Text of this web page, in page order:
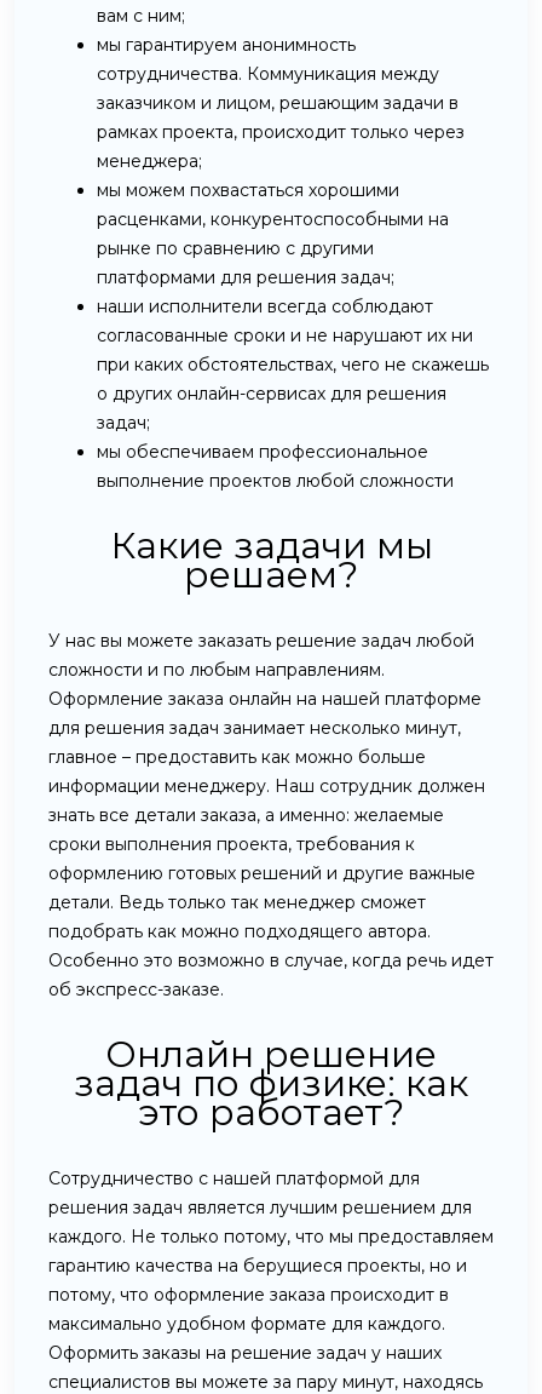
вам с ним;
мы гарантируем анонимность
сотрудничества. Коммуникация между
заказчиком и лицом, решающим задачи в
рамках проекта, происходит только через
менеджера;
мы можем похвастаться хорошими
расценками, конкурентоспособными на
рынке по сравнению с другими
платформами для решения задач;
наши исполнители всегда соблюдают
согласованные сроки и не нарушают их ни
при каких обстоятельствах, чего не скажешь
о других онлайн-сервисах для решения
задач;
мы обеспечиваем профессиональное
выполнение проектов любой сложности
Какие задачи мы
решаем?
У нас вы можете заказать решение задач любой
сложности и по любым направлениям.
Оформление заказа онлайн на нашей платформе
для решения задач занимает несколько минут,
главное – предоставить как можно больше
информации менеджеру. Наш сотрудник должен
знать все детали заказа, а именно: желаемые
сроки выполнения проекта, требования к
оформлению готовых решений и другие важные
детали. Ведь только так менеджер сможет
подобрать как можно подходящего автора.
Особенно это возможно в случае, когда речь идет
об экспресс-заказе.
Онлайн решение
задач по физике: как
это работает?
Сотрудничество с нашей платформой для
решения задач является лучшим решением для
каждого. Не только потому, что мы предоставляем
гарантию качества на берущиеся проекты, но и
потому, что оформление заказа происходит в
максимально удобном формате для каждого.
Оформить заказы на решение задач у наших
специалистов вы можете за пару минут, находясь